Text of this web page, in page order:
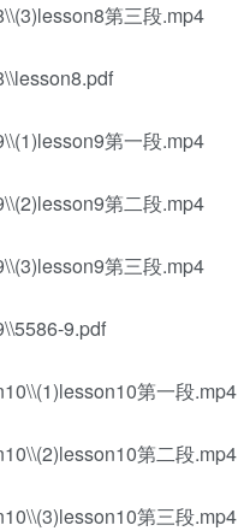
第三段.mp4
第一段.mp4
第二段.mp4
第三段.mp4
9.pdf
第一段.mp4
第二段.mp4
第三段.mp4